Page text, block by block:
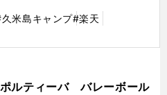
米島キャンプ#楽天
ルティーバ バレーボール